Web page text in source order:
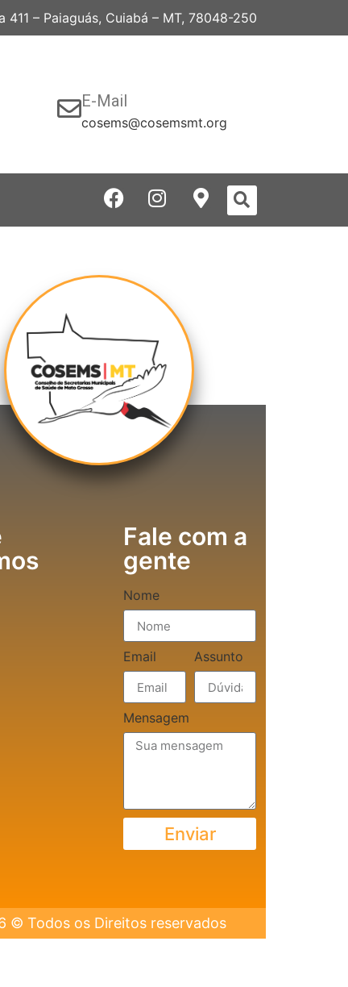
411 – Paiaguás, Cuiabá – MT, 78048-250
E-Mail
cosems@cosemsmt.org
Fale com a
gente
Nome
Email Assunto
Mensagem
Enviar
© Todos os Direitos reservados